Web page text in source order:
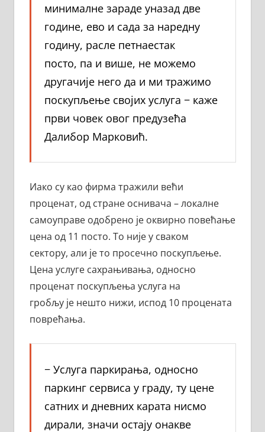
минималне зараде уназад две
године, ево и сада за наредну
годину, расле петнаестак
посто, па и више, не можемо
другачије него да и ми тражимо
поскупљење својих услуга − каже
први човек овог предузећа
Далибор Марковић.
Иако су као фирма тражили већи
проценат, од стране оснивача – локалне
самоуправе одобрено је оквирно повећање
цена од 11 посто. То није у сваком
сектору, али је то просечно поскупљење.
Цена услуге сахрањивања, односно
проценат поскупљења услуга на
гробљу је нешто нижи, испод 10 процената
поврећања.
− Услуга паркирања, односно
паркинг сервиса у граду, ту цене
сатних и дневних карата нисмо
дирали, значи остају онакве